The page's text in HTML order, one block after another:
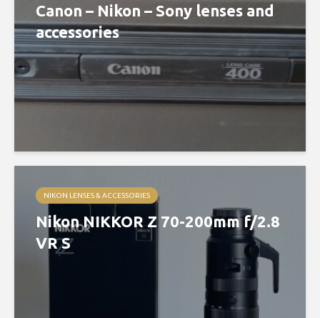
Canon – Nikon – Sony lenses and
accessories
NIKON LENSES & ACCESSORIES
Nikon NIKKOR Z 70-200mm f/2.8
VR S